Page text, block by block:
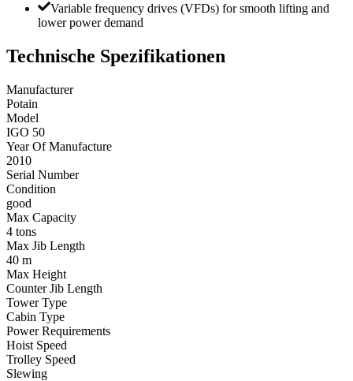
Variable frequency drives (VFDs) for smooth lifting and
lower power demand
Technische Spezifikationen
Manufacturer
Potain
Model
IGO 50
Year Of Manufacture
2010
Serial Number
Condition
good
Max Capacity
4 tons
Max Jib Length
40 m
Max Height
Counter Jib Length
Tower Type
Cabin Type
Power Requirements
Hoist Speed
Trolley Speed
Slewing